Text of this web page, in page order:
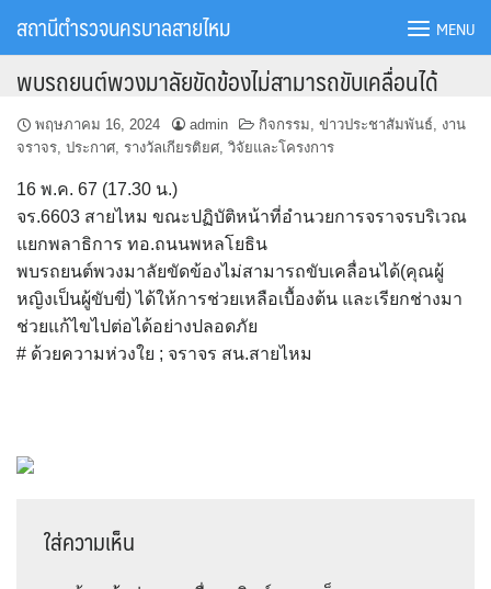
สถานีตำรวจนครบาลสายไหม MENU
พบรถยนต์พวงมาลัยขัดข้องไม่สามารถขับเคลื่อนได้
พฤษภาคม 16, 2024 admin กิจกรรม, ข่าวประชาสัมพันธ์, งาน
จราจร, ประกาศ, รางวัลเกียรติยศ, วิจัยและโครงการ
16 พ.ค. 67 (17.30 น.)
จร.6603 สายไหม ขณะปฏิบัติหน้าที่อำนวยการจราจรบริเวณ
แยกพลาธิการ ทอ.ถนนพหลโยธิน
พบรถยนต์พวงมาลัยขัดข้องไม่สามารถขับเคลื่อนได้(คุณผู้
หญิงเป็นผู้ขับขี่) ได้ให้การช่วยเหลือเบื้องต้น และเรียกช่างมา
ช่วยแก้ไขไปต่อได้อย่างปลอดภัย
# ด้วยความห่วงใย ; จราจร สน.สายไหม
ใส่ความเห็น